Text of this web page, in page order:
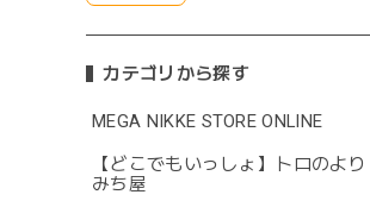
カテゴリから探す
MEGA NIKKE STORE ONLINE
【どこでもいっしょ】トロのより
みち屋